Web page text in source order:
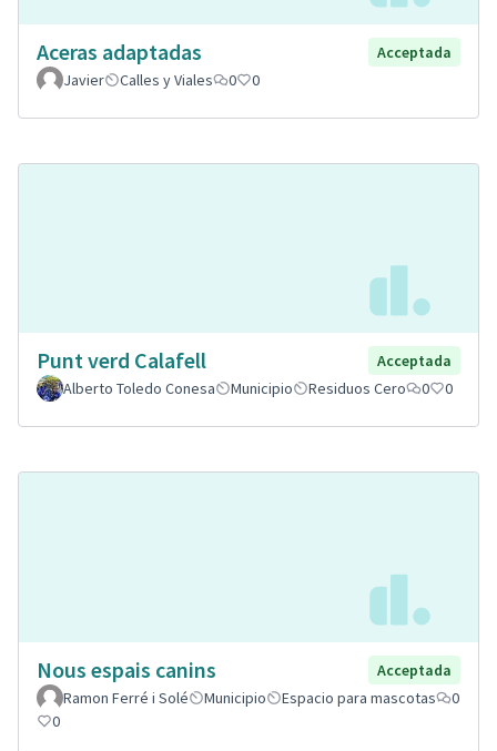
Aceras adaptadas
Acceptada
Javier
Calles y Viales 0 0
Punt verd Calafell
Acceptada
Alberto Toledo Conesa
Municipio Residuos Cero 0 0
Nous espais canins
Acceptada
Ramon Ferré i Solé
Municipio Espacio para mascotas
0
0